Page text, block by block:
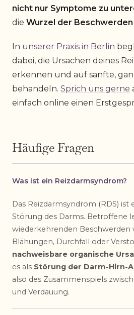
nicht nur Symptome zu
die Wurzel der Beschwerden
In unserer Praxis in Berlin
dabei, die Ursachen deines
erkennen und auf sanfte,
behandeln. Sprich uns gerne
einfach online einen
Häufige Fragen
Was ist ein Reizdarmsyndrom?
Das Reizdarmsyndrom (RDS)
Störung des Darms. Betroffene
wiederkehrenden Beschwerden
Blähungen, Durchfall oder
nachweisbare organische
es als Störung der Darm-Hirn-
also des Zusammenspiels
und Verdauung.